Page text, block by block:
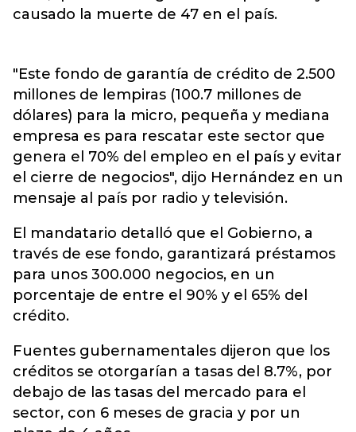
causado la muerte de 47 en el país.
"Este fondo de garantía de crédito de 2.500
millones de lempiras (100.7 millones de
dólares) para la micro, pequeña y mediana
empresa es para rescatar este sector que
genera el 70% del empleo en el país y evitar
el cierre de negocios", dijo Hernández en un
mensaje al país por radio y televisión.
El mandatario detalló que el Gobierno, a
través de ese fondo, garantizará préstamos
para unos 300.000 negocios, en un
porcentaje de entre el 90% y el 65% del
crédito.
Fuentes gubernamentales dijeron que los
créditos se otorgarían a tasas del 8.7%, por
debajo de las tasas del mercado para el
sector, con 6 meses de gracia y por un